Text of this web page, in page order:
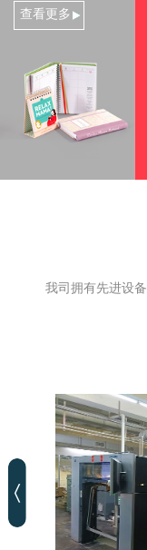
查看更多
我司拥有先进设